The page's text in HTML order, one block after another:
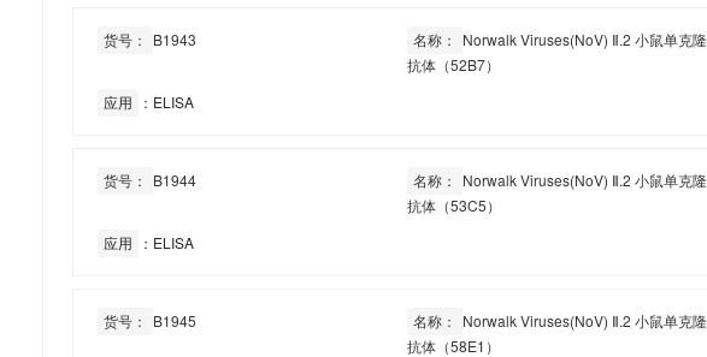
货号： B1943 名称：
Norwalk Viruses(NoV) Ⅱ.2 小鼠单克隆
抗体（52B7）
应用
：ELISA
货号： B1944 名称：
Norwalk Viruses(NoV) Ⅱ.2 小鼠单克隆
抗体（53C5）
应用
：ELISA
货号： B1945 名称：
Norwalk Viruses(NoV) Ⅱ.2 小鼠单克隆
抗体（58E1）